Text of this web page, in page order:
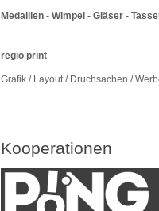
Medaillen - Wimpel - Gläser -
regio print
Grafik / Layout / Druchsachen /
Kooperationen